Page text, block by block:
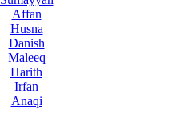
Affan
Husna
Danish
Maleeq
Harith
Irfan
Anaqi